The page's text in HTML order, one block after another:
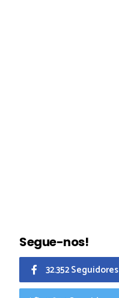
Segue-nos!
32.352 Seguidores